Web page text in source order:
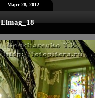
Март 28, 2012
Elmag_18